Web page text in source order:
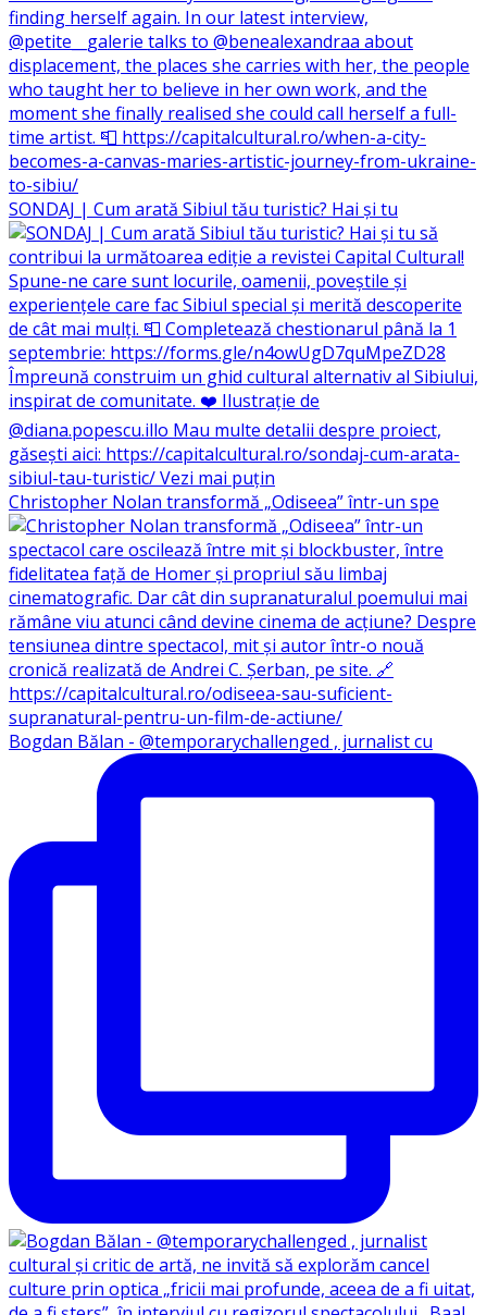
SONDAJ | Cum arată Sibiul tău turistic? Hai și tu
Christopher Nolan transformă „Odiseea” într-un spe
Bogdan Bălan - @temporarychallenged , jurnalist cu